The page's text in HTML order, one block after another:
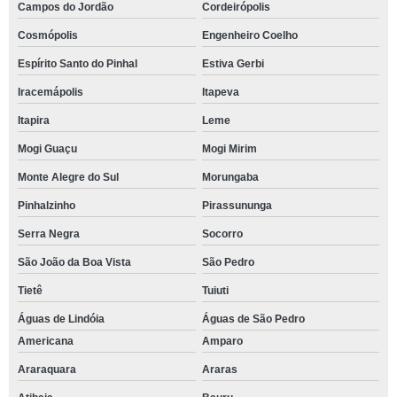
tenda grande para eventos cotar Monte Sião
tenda eventos valor Rio Claro
locação de tenda de lona para eventos Campos do Jordão
tenda de eventos valor Sertãozinho
tenda para eventos Nova Odessa
preço de tenda de eventos Praia Brava
locação de tenda eventos externos Socorro
preço de locação tenda para eventos Mogi Guaçu
tenda para eventos 10x10 cotar Estiva Gerbi
tenda eventos externos Praia de Paranapuã
tenda grande para eventos Itatiba
Campos do Jordão Cordeirópolis
Cosmópolis Engenheiro Coelho
Espírito Santo do Pinhal Estiva Gerbi
Iracemápolis Itapeva
Itapira Leme
Mogi Guaçu Mogi Mirim
Monte Alegre do Sul Morungaba
Pinhalzinho Pirassununga
Serra Negra Socorro
São João da Boa Vista São Pedro
Tietê Tuiuti
Águas de Lindóia
Águas de São Pedro
Americana
Amparo
Araraquara Araras